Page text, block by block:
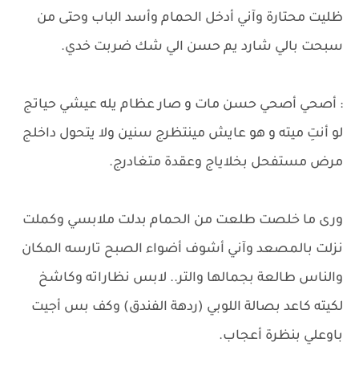
ظليت محتارة وآني أدخل الحمام وأسد الباب وحتى من
سبحت بالي شارد يم حسن الي شك ضربت خدي.
: أصحي أصحي حسن مات و صار عظام يله عيشي حياتج
لو أنتِ ميته و هو عايش مينتظرج سنين ولا يتحول داخلج
مرض مستفحل بخلاياج وعقدة متغادرج.
ورى ما خلصت طلعت من الحمام بدلت ملابسي وكملت
نزلت بالمصعد وآني أشوف أضواء الصبح تارسه المكان
والناس طالعة بجمالها والتر.. لابس نظاراته وكاشخ
لكيته كاعد بصالة اللوبي (ردهة الفندق) ​وكف بس أجيت
باوعلي بنظرة أعجاب.